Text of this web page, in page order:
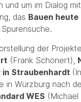
und um im Dialog
das Bauen heute
der
(Frank Schönert),
in Straubenhardt
in Würzburg nach
WES